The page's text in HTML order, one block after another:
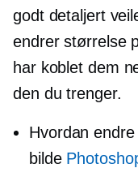
godt detaljert
endrer størrelse
har koblet dem
den du trenger.
Hvordan
bilde